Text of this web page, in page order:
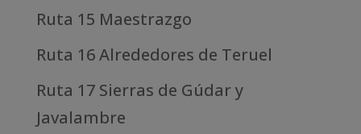
Ruta 15 Maestrazgo
Ruta 16 Alrededores de Teruel
Ruta 17 Sierras de Gúdar y
Javalambre